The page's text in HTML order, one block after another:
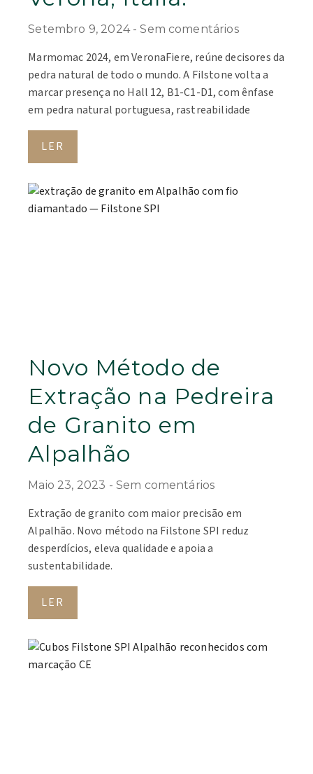
Setembro 9, 2024 Sem comentários
Marmomac 2024, em VeronaFiere, reúne decisores da
pedra natural de todo o mundo. A Filstone volta a
marcar presença no Hall 12, B1-C1-D1, com ênfase
em pedra natural portuguesa, rastreabilidade
LER
Novo Método de
Extração na Pedreira
de Granito em
Alpalhão
Maio 23, 2023 Sem comentários
Extração de granito com maior precisão em
Alpalhão. Novo método na Filstone SPI reduz
desperdícios, eleva qualidade e apoia a
sustentabilidade.
LER